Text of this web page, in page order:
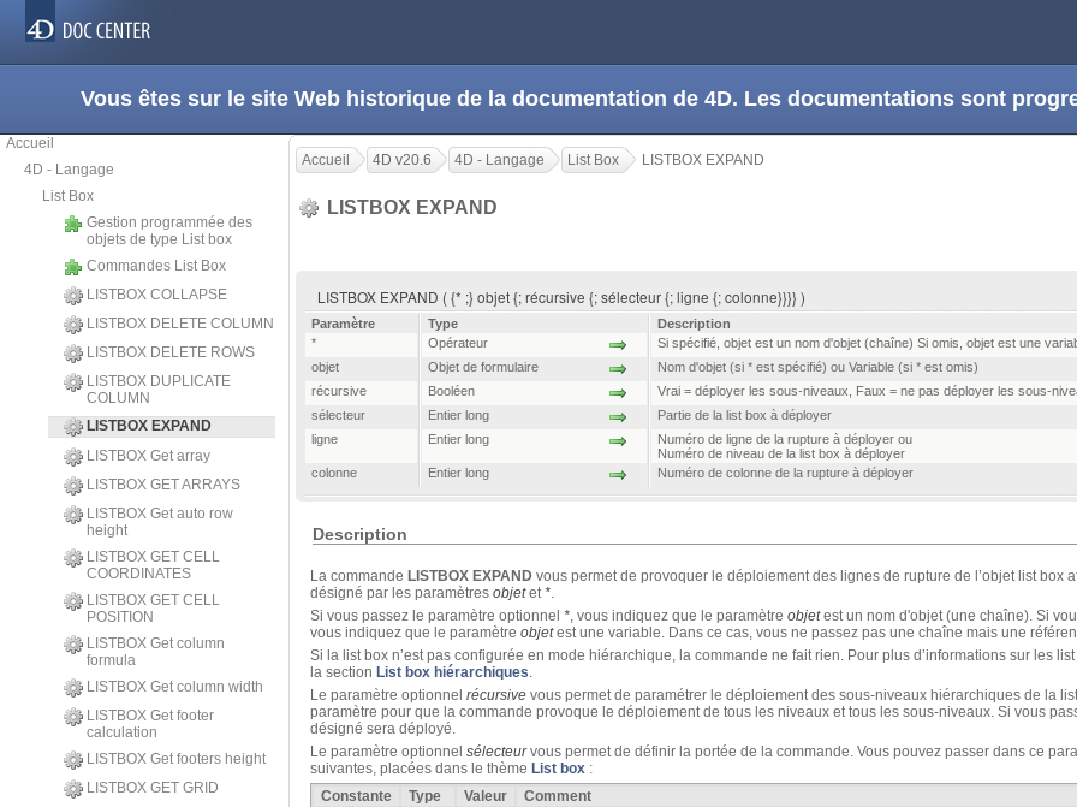
Vous êtes sur le site Web historique de la documentation de 4D. Les documentations sont
Accueil
4D - Langage
List Box
Gestion programmée des
objets de type List box
Commandes List Box
LISTBOX COLLAPSE
LISTBOX DELETE COLUMN
LISTBOX DELETE ROWS
LISTBOX DUPLICATE
COLUMN
LISTBOX EXPAND
LISTBOX Get array
LISTBOX GET ARRAYS
LISTBOX Get auto row
height
LISTBOX GET CELL
COORDINATES
LISTBOX GET CELL
POSITION
LISTBOX Get column
formula
LISTBOX Get column width
LISTBOX Get footer
calculation
LISTBOX Get footers height
LISTBOX GET GRID
Accueil 4D v20.6 4D - Langage List Box LISTBOX EXPAND
LISTBOX EXPAND
LISTBOX EXPAND ( {* ;} objet {; récursive {; sélecteur {; ligne {; colonne}}}} )
Paramètre Type
Description
*
Opérateur
Si spécifié, objet est un nom d'objet (chaîne) Si omis, objet est une
objet
Objet de formulaire
Nom d'objet (si * est spécifié) ou Variable (si * est omis)
récursive
Booléen
Vrai = déployer les sous-niveaux, Faux = ne pas déployer les sous-
sélecteur
Entier long
Partie de la list box à déployer
ligne
Entier long
Numéro de ligne de la rupture à déployer ou
Numéro de niveau de la list box à déployer
colonne
Entier long Numéro de colonne de la rupture à déployer
Description
La commande LISTBOX EXPAND vous permet de provoquer le déploiement des lignes de rupture de l’objet list box
désigné par les paramètres objetet*.
Si vous passez le paramètre optionnel *, vous indiquez que le paramètre objetest un nom d'objet (une chaîne). Si
vous indiquez que le paramètre objetest une variable. Dans ce cas, vous ne passez pas une chaîne mais une
Si la list box n’est pas configurée en mode hiérarchique, la commande ne fait rien. Pour plus d’informations sur les
la section List box hiérarchiques.
Le paramètre optionnel récursive vous permet de paramétrer le déploiement des sous-niveaux hiérarchiques de la
paramètre pour que la commande provoque le déploiement de tous les niveaux et tous les sous-niveaux. Si vous
désigné sera déployé.
Le paramètre optionnel sélecteurvous permet de définir la portée de la commande. Vous pouvez passer dans ce
suivantes, placées dans le thème List box :
Constante
Type Valeur
Comment